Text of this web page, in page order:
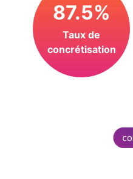
87.5%
Taux de
concrétisation